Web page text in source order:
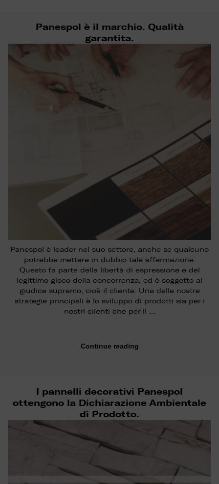
Panespol è il marchio. Qualità
garantita.
Panespol è leader nel suo settore, anche se qualcuno
potrebbe mettere in dubbio tale affermazione.
Questo fa parte della libertà di espressione e del
legittimo gioco della concorrenza, ed è soggetto al
giudice supremo, cioè il cliente. Una delle nostre
strategie principali è lo sviluppo di prodotti sia per i
nostri clienti che per il …
Continue reading
I pannelli decorativi Panespol
ottengono la Dichiarazione Ambientale
di Prodotto.